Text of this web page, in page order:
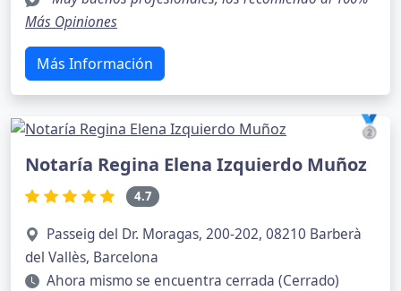
Más Opiniones
Más Información
🥈
Notaría Regina Elena Izquierdo Muñoz
4.7
Passeig del Dr. Moragas, 200-202, 08210 Barberà
del Vallès, Barcelona
Ahora mismo se encuentra cerrada (Cerrado)